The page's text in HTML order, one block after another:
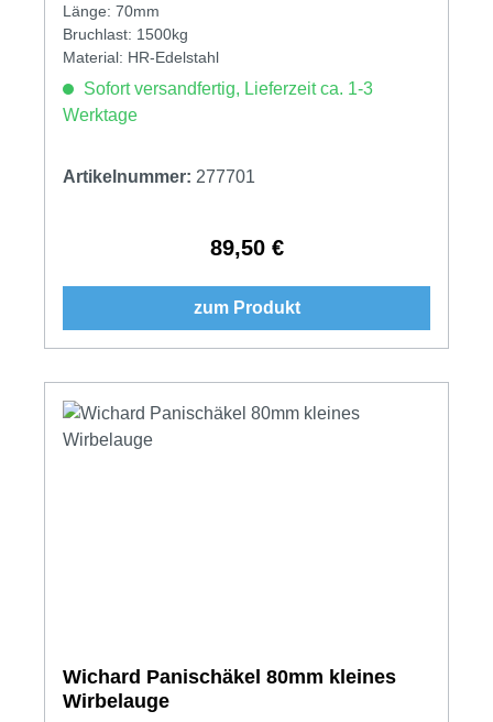
Länge: 70mm
Bruchlast: 1500kg
Material: HR-Edelstahl
Sofort versandfertig, Lieferzeit ca. 1-3
Werktage
Artikelnummer: 277701
Regulärer Preis:
89,50 €
zum Produkt
Wichard Panischäkel 80mm kleines
Wirbelauge